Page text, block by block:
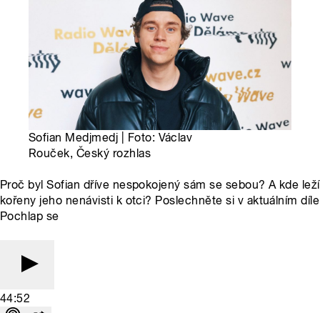
Sofian Medjmedj | Foto: Václav
Rouček, Český rozhlas
Proč byl Sofian dříve nespokojený sám se sebou? A kde leží
kořeny jeho nenávisti k otci? Poslechněte si v aktuálním díle
Pochlap se
44:52